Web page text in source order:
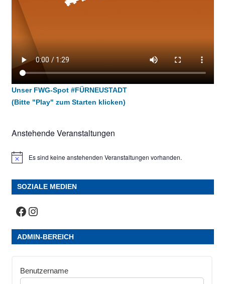
Unser FWG-Spot #FÜRNEUSTADT
(Bitte "Play" zum Starten klicken)
Anstehende Veranstaltungen
HinweisEs sind keine anstehenden Veranstaltungen vorhanden.
SOZIALE MEDIEN
Facebook
Instagram
ADMIN-BEREICH
Benutzername